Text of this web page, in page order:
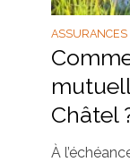
ASSURANCES
Châtel
À